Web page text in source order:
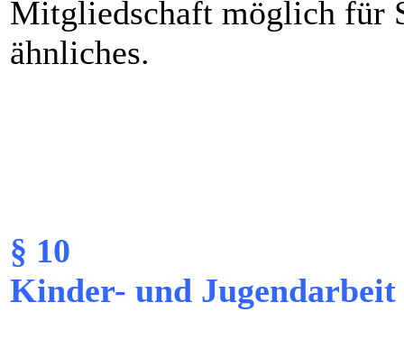
Mitgliedschaft möglich für
ähnliches.
§ 10
Kinder- und Jugendarbeit